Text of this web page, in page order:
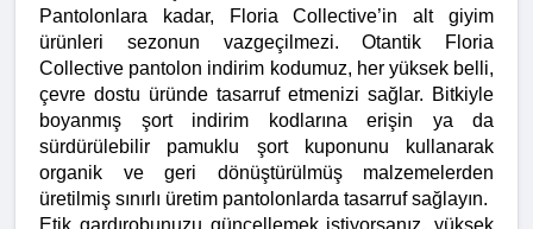
Pantolonlara kadar, Floria Collective’in alt giyim
ürünleri sezonun vazgeçilmezi. Otantik Floria
Collective pantolon indirim kodumuz, her yüksek belli,
çevre dostu üründe tasarruf etmenizi sağlar. Bitkiyle
boyanmış şort indirim kodlarına erişin ya da
sürdürülebilir pamuklu şort kuponunu kullanarak
organik ve geri dönüştürülmüş malzemelerden
üretilmiş sınırlı üretim pantolonlarda tasarruf sağlayın.